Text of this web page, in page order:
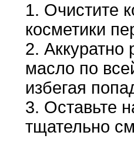
Очистите
косметики
Аккуратно
масло по
избегая
Оставьте
тщательно